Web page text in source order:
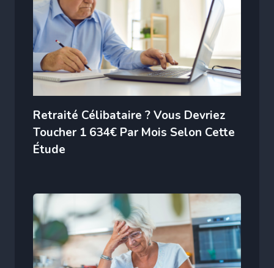
Retraité Célibataire ? Vous Devriez
Toucher 1 634€ Par Mois Selon Cette
Étude